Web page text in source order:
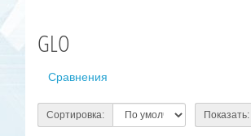
GLO
Сравнения
Сортировка: Показать: